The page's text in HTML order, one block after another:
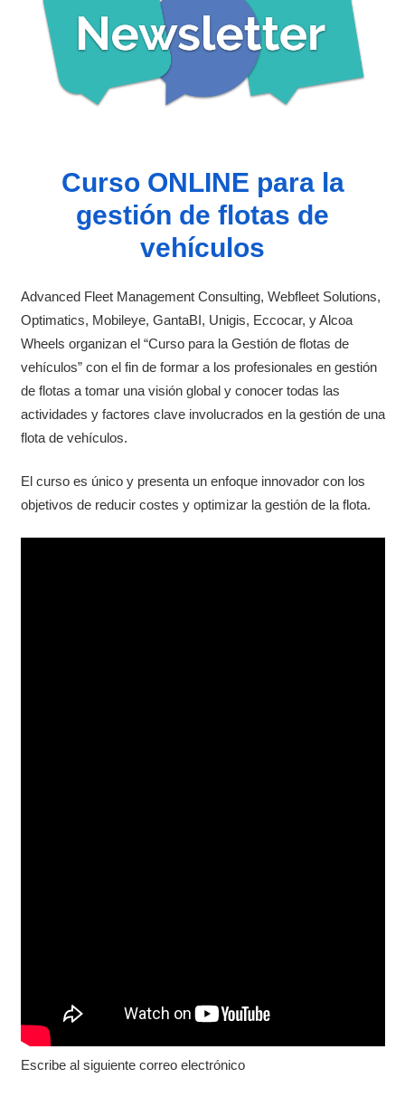
Curso ONLINE para la
gestión de flotas de
vehículos
Advanced Fleet Management Consulting, Webfleet Solutions,
Optimatics, Mobileye, GantaBI, Unigis, Eccocar, y Alcoa
Wheels organizan el “Curso para la Gestión de flotas de
vehículos” con el fin de formar a los profesionales en gestión
de flotas a tomar una visión global y conocer todas las
actividades y factores clave involucrados en la gestión de una
flota de vehículos.
El curso es único y presenta un enfoque innovador con los
objetivos de reducir costes y optimizar la gestión de la flota.
Escribe al siguiente correo electrónico